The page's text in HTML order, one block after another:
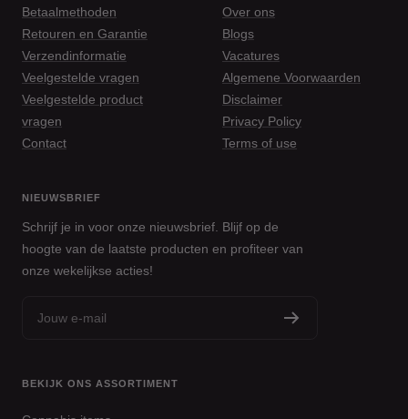
Betaalmethoden
Retouren en Garantie
Verzendinformatie
Veelgestelde vragen
Veelgestelde product
vragen
Contact
Over ons
Blogs
Vacatures
Algemene Voorwaarden
Disclaimer
Privacy Policy
Terms of use
NIEUWSBRIEF
Schrijf je in voor onze nieuwsbrief. Blijf op de
hoogte van de laatste producten en profiteer van
onze wekelijkse acties!
Jouw e-mail
BEKIJK ONS ASSORTIMENT